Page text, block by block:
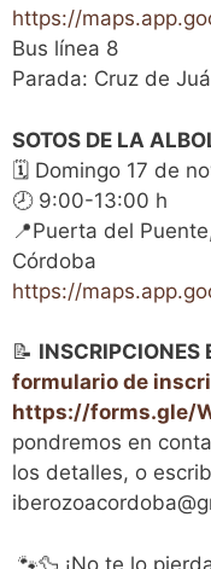
https://
Bus línea 8
Parada: Cruz de
SOTOS DE LA
🗓 Domingo 17 de
🕗 9:00-13:00 h
📍Puerta del
Córdoba
https://
📝 INSCRIPCIONES
formulario de
https://forms.gle/
pondremos en
los detalles, o
🐾🦆 ¡No te lo